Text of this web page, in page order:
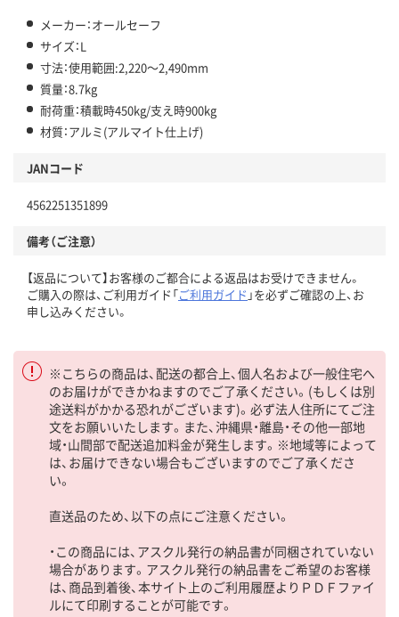
メーカー：オールセーフ
サイズ：L
寸法：使用範囲:2,220～2,490mm
質量：8.7kg
耐荷重：積載時450kg/支え時900kg
材質：アルミ(アルマイト仕上げ)
JANコード
4562251351899
備考（ご注意）
【返品について】お客様のご都合による返品はお受けできません。
ご購入の際は、ご利用ガイド「ご利用ガイド 」を必ずご確認の上、お
申し込みください。
※こちらの商品は、配送の都合上、個人名および一般住宅へ
のお届けができかねますのでご了承ください。(もしくは別
途送料がかかる恐れがございます)。必ず法人住所にてご注
文をお願いいたします。また、沖縄県・離島・その他一部地
域・山間部で配送追加料金が発生します。※地域等によって
は、お届けできない場合もございますのでご了承くださ
い。
直送品のため、以下の点にご注意ください。
・この商品には、アスクル発行の納品書が同梱されていない
場合があります。アスクル発行の納品書をご希望のお客様
は、商品到着後、本サイト上のご利用履歴よりＰＤＦファイ
ルにて印刷することが可能です。